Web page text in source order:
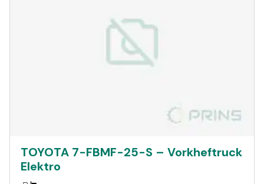
TOYOTA 7-FBMF-25-S – Vorkheftruck
Elektro